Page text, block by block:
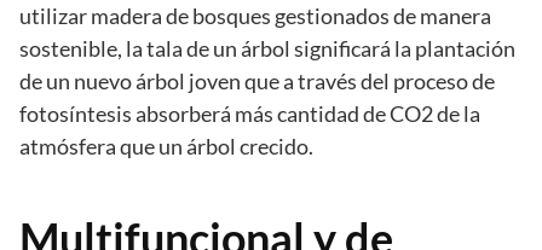
utilizar madera de bosques gestionados de manera
sostenible, la tala de un árbol significará la plantación
de un nuevo árbol joven que a través del proceso de
fotosíntesis absorberá más cantidad de CO2 de la
atmósfera que un árbol crecido.
Multifuncional y de